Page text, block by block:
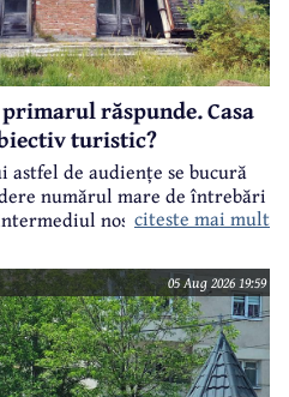
răspunde. Casa
turistic?
astfel de audiențe se bucură
numărul mare de întrebări
nostru primarului
citeste mai mult
05 Aug 2026 19:59